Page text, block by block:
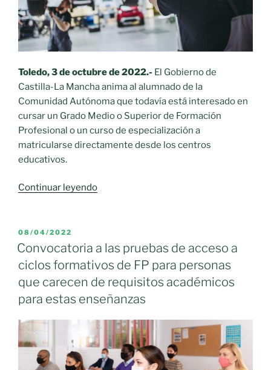
Toledo, 3de octubre de 2022.- El Gobierno de
Castilla-La Mancha anima al alumnado de la
Comunidad Autónoma que todavía está interesado en
cursar un Grado Medio o Superior de Formación
Profesional o un curso de especialización a
matricularse directamente desde los centros
educativos.
Continuar leyendo«En
puedes
inscribirte
directamente
desde
el
centro
educativo
para
cubrir
PUBLICADO
EL
08/04/2022
Convocatoria a las pruebas de acceso a
ciclos formativos de FP para personas
que carecen de requisitos académicos
para estas enseñanzas